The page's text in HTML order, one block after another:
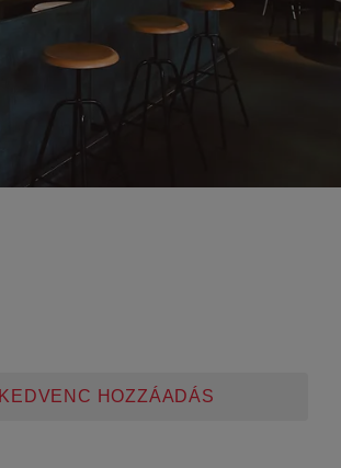
KEDVENC HOZZÁADÁS